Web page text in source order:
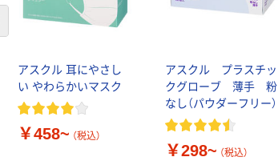
アスクル 耳にやさし
い やわらかいマスク
￥458~ （税込）
アスクル プラスチッ
クグローブ 薄手 粉
なし（パウダーフリー）
￥298~ （税込）